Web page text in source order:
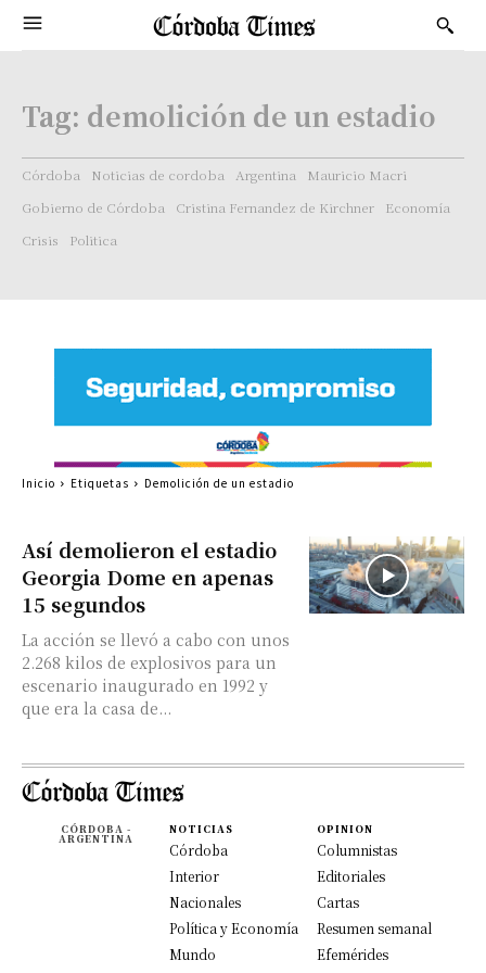
Tag: demolición de un estadio
Córdoba Noticias de cordoba Argentina
Mauricio Macri
Gobierno de Córdoba
Cristina Fernandez de Kirchner
Economía
Crisis
Politica
Así demolieron el estadio
Georgia Dome en apenas
15 segundos
La acción se llevó a cabo con unos
2.268 kilos de explosivos para un
escenario inaugurado en 1992 y
que era la casa de...
Inicio Etiquetas Demolición de un estadio
CÓRDOBA -
ARGENTINA
NOTICIAS
Córdoba
Interior
Nacionales
Política y Economía
Mundo
OPINION
Columnistas
Editoriales
Cartas
Resumen semanal
Efemérides